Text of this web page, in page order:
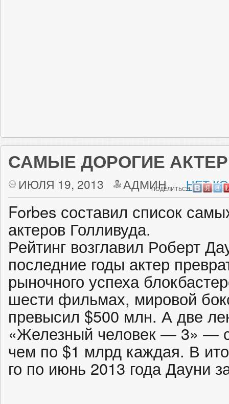
САМЫЕ ДОРОГИЕ
ИЮЛЯ 19, 2013 АДМИН НЕТ
ПОДЕЛИТЬСЯ:
Forbes составил список
актеров Голливуда.
Рейтинг возглавил Роберт
последние годы актер
рыночного успеха
шести фильмах, мировой
превысил $500 млн. А две
«Железный человек — 3» —
чем по $1 млрд каждая. В
го по июнь 2013 года Дауни